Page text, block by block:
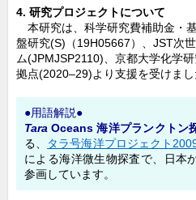
4. 研究プロジェクトについて
本研究は、科学研究費補助金・
盤研究(S)（19H05667）、JST次
ム(JPMJSP2110)、京都大学化学
拠点(2020–29)より支援を受けまし
●用語解説●
Tara Oceans 海洋プランクトン
る、
タラ号海洋プロジェクト
による海洋微生物探査で、日本
参画しています。